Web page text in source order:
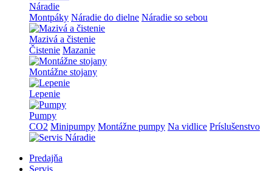
Náradie
Montpáky Náradie do dielne Náradie so sebou
Mazivá a čistenie
Čistenie Mazanie
Montážne stojany
Lepenie
Pumpy
CO2 Minipumpy Montážne pumpy Na vidlice Príslušenstvo
Predajňa
Servis